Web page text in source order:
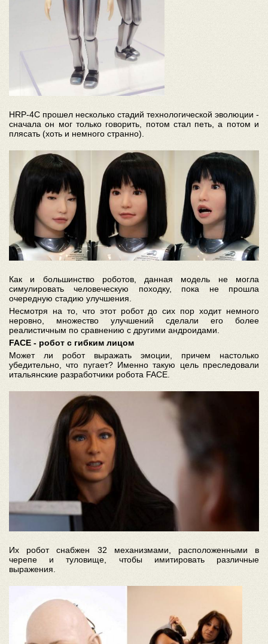
HRP-4C прошел несколько стадий технологической эволюции -
сначала он мог только говорить, потом стал петь, а потом и
плясать (хоть и немного странно).
Как и большинство роботов, данная модель не могла
симулировать человеческую походку, пока не прошла
очередную стадию улучшения.
Несмотря на то, что этот робот до сих пор ходит немного
неровно, множество улучшений сделали его более
реалистичным по сравнению с другими андроидами.
FACE - робот с гибким лицом
Может ли робот выражать эмоции, причем настолько
убедительно, что пугает? Именно такую цель преследовали
итальянские разработчики робота FACE.
Их робот снабжен 32 механизмами, расположенными в
черепе и туловище, чтобы имитировать различные
выражения.